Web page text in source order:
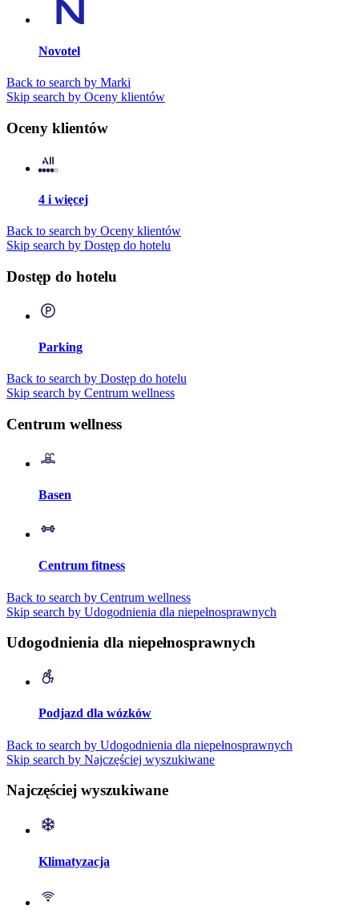
Novotel
Back to search by Marki
Skip search by Oceny klientów
Oceny klientów
4 i więcej
Back to search by Oceny klientów
Skip search by Dostęp do hotelu
Dostęp do hotelu
Parking
Back to search by Dostęp do hotelu
Skip search by Centrum wellness
Centrum wellness
Basen
Centrum fitness
Back to search by Centrum wellness
Skip search by Udogodnienia dla niepełnosprawnych
Udogodnienia dla niepełnosprawnych
Podjazd dla wózków
Back to search by Udogodnienia dla niepełnosprawnych
Skip search by Najczęściej wyszukiwane
Najczęściej wyszukiwane
Klimatyzacja